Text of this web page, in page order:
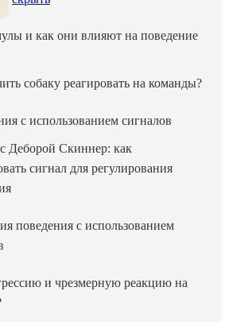
и как они влияют на поведение
собаку реагировать на команды?
с использованием сигналов
Деборой Скиннер: как
сигнал для регулирования
поведения с использованием
и чрезмерную реакцию на